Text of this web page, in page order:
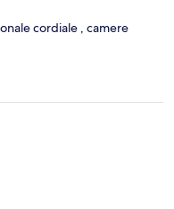
cordiale , camere